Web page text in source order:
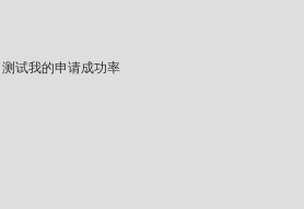
测试我的申请成功率